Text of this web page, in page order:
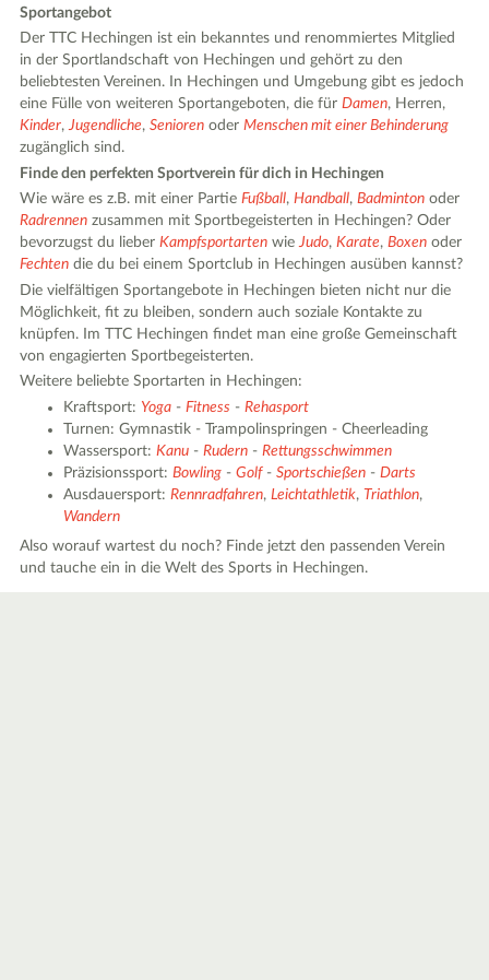
Sportangebot
Der TTC Hechingen ist ein bekanntes und renommiertes Mitglied
in der Sportlandschaft von Hechingen und gehört zu den
beliebtesten Vereinen. In Hechingen und Umgebung gibt es jedoch
eine Fülle von weiteren Sportangeboten, die fürDamen, Herren,
Kinder,Jugendliche,Senioren oderMenschen mit einer Behinderung
zugänglich sind.
Finde den perfekten Sportverein für dich in Hechingen
Wie wäre es z.B. mit einer PartieFußball,Handball,Badminton oder
Radrennen zusammen mit Sportbegeisterten in Hechingen? Oder
bevorzugst du lieberKampfsportarten wieJudo,Karate,Boxen oder
Fechten die du bei einem Sportclub in Hechingen ausüben kannst?
Die vielfältigen Sportangebote in Hechingen bieten nicht nur die
Möglichkeit, fit zu bleiben, sondern auch soziale Kontakte zu
knüpfen. Im TTC Hechingen findet man eine große Gemeinschaft
von engagierten Sportbegeisterten.
Weitere beliebte Sportarten in Hechingen:
Kraftsport: Yoga -Fitness -Rehasport
Turnen: Gymnastik - Trampolinspringen - Cheerleading
Wassersport:Kanu -Rudern -Rettungsschwimmen
Präzisionssport:Bowling -Golf-Sportschießen -Darts
Ausdauersport:Rennradfahren,Leichtathletik,Triathlon,
Wandern
Also worauf wartest du noch? Finde jetzt den passenden Verein
und tauche ein in die Welt des Sports in Hechingen.